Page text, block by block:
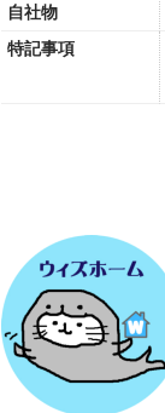
自社物
特記事項